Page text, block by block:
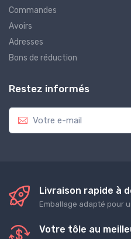
Commandes
Avoirs
Adresses
Bons de réduction
Restez informés
Livraison rapide à
Emballage adapté pour
Votre tôle au